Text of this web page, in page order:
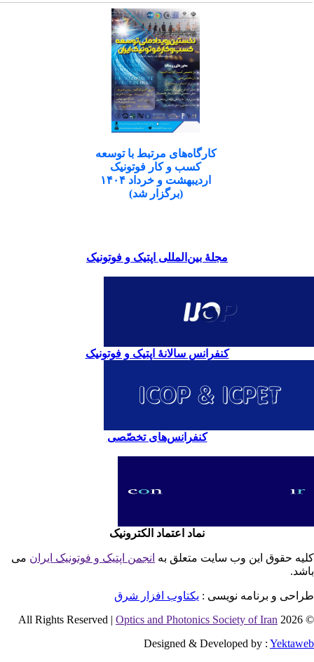
کارگاه‌های مرتبط با توسعه
کسب و کار فوتونیک
اردیبهشت و خرداد ۱۴۰۴
(برگزار شد)
مجلۀ بین‌المللی اپتیک و فوتونیک
کنفرانس سالانۀ اپتیک و فوتونیک
کنفرانس‌های تخصّصی
نماد اعتماد الکترونیک
حقوق این وب سایت متعلق بهانجمن اپتیک و فوتونیک ایران می
و برنامه نویسی : یکتاوب افزار شرق
©
Optics and Photonics Society of Iran
Designed & Developed by :